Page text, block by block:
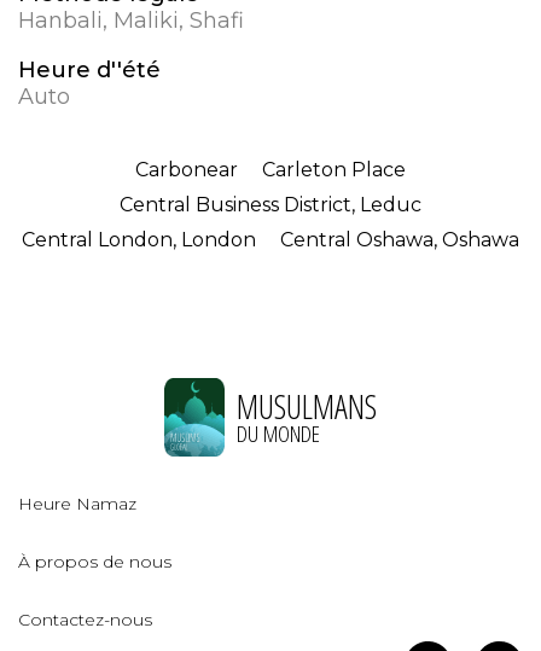
Hanbali, Maliki, Shafi
Heure d''été
Auto
Carbonear
Carleton Place
Central Business District, Leduc
Central London, London
Central Oshawa, Oshawa
MUSULMANS
DU MONDE
Heure Namaz
À propos de nous
Contactez-nous